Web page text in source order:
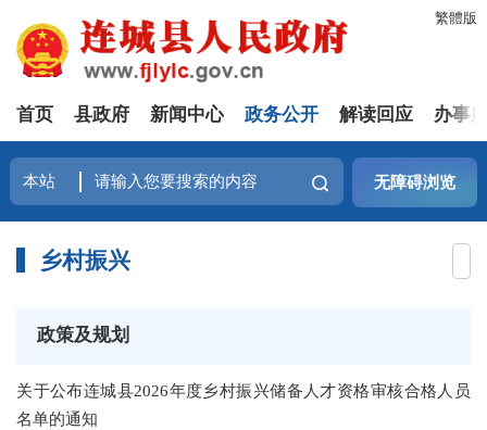
繁體版
首页 县政府 新闻中心 政务公开 解读回应 办事
无障碍浏览
乡村振兴
政策及规划
关于公布连城县2026年度乡村振兴储备人才资格审核合格人员
名单的通知